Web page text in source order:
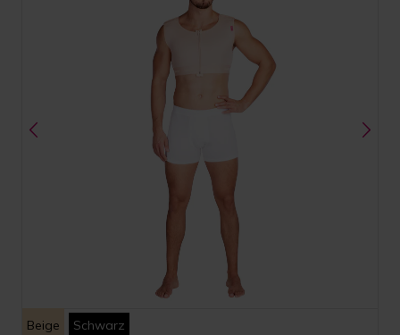
Beige Schwarz